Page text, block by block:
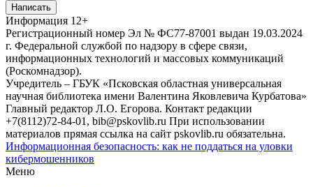
Написать
Информация 12+
Регистрационный номер Эл № ФС77-87001 выдан 19.03.2024
г. Федеральной службой по надзору в сфере связи,
информационных технологий и массовых коммуникаций
(Роскомнадзор).
Учредитель – ГБУК «Псковская областная универсальная
научная библиотека имени Валентина Яковлевича Курбатова»
Главный редактор Л.О. Егорова. Контакт редакции
+7(8112)72-84-01, bib@pskovlib.ru При использовании
материалов прямая ссылка на сайт pskovlib.ru обязательна.
Информационная безопасность: как не поддаться на уловки
кибермошенников
Меню